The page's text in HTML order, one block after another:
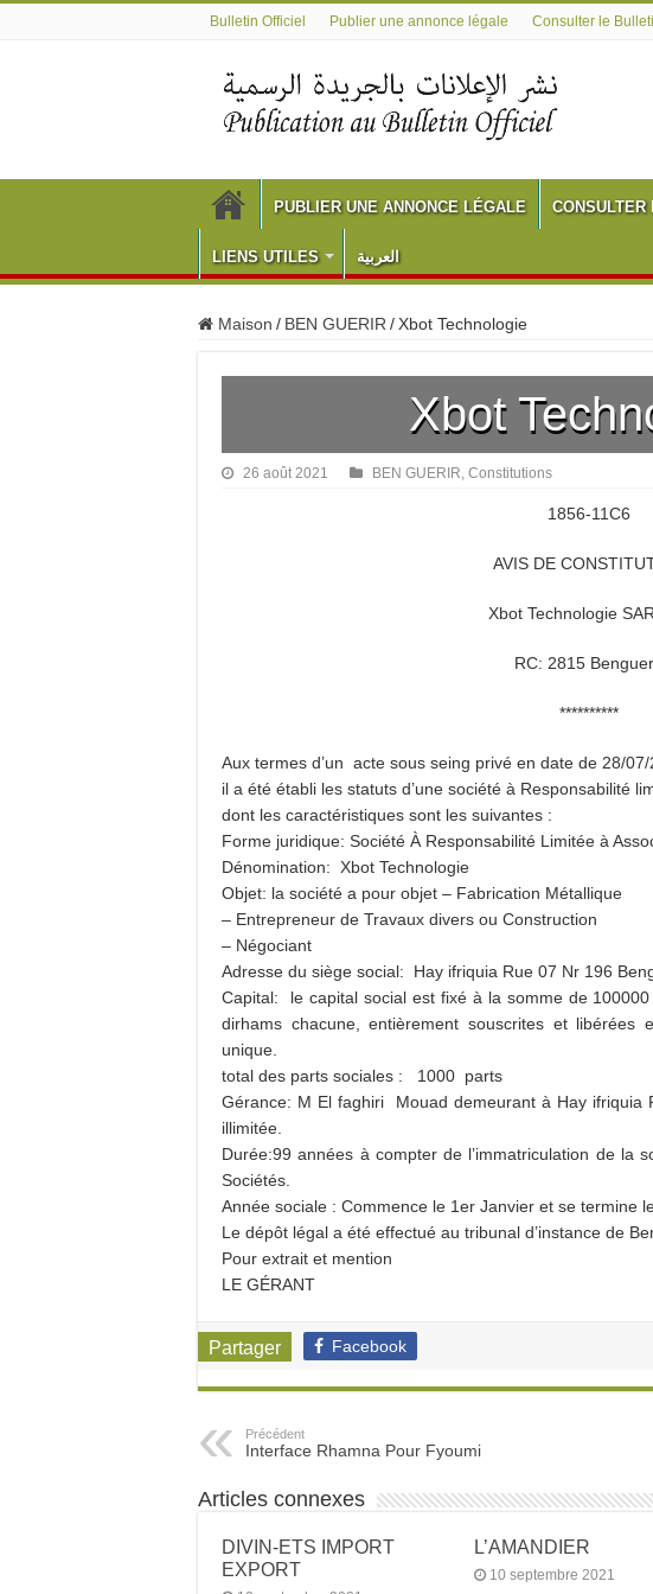
Bulletin Officiel Publier une annonce légale Consulter le
PUBLIER UNE ANNONCE LÉGALE
LIENS UTILES العربية
Maison / BEN GUERIR /Xbot Technologie
Xbot
26 août 2021 BEN GUERIR, Constitutions
1856-11C6
AVIS DE
Xbot Technologie
RC: 2815
**********
Aux termes d’un acte sous seing privé en date de 28/07/
il a été établi les statuts d’une société à Responsabilité
dont les caractéristiques sont les suivantes :
Forme juridique: Société À Responsabilité Limitée à
Dénomination: Xbot Technologie
Objet: la société a pour objet – Fabrication Métallique
– Entrepreneur de Travaux divers ou Construction
– Négociant
Adresse du siège social: Hay ifriquia Rue 07 Nr 196
Capital: le capital social est fixé à la somme de
dirhams chacune, entièrement souscrites et libérées
unique.
total des parts sociales : 1000 parts
Gérance: M El faghiri Mouad demeurant à Hay ifriquia
illimitée.
Durée:99 années à compter de l’immatriculation de la
Sociétés.
Année sociale : Commence le 1er Janvier et se termine
Le dépôt légal a été effectué au tribunal d’instance de
Pour extrait et mention
LE GÉRANT
Partager Facebook
Précédent
Interface Rhamna Pour Fyoumi
Articles connexes
DIVIN-ETS IMPORT
EXPORT
L’AMANDIER
10 septembre 2021